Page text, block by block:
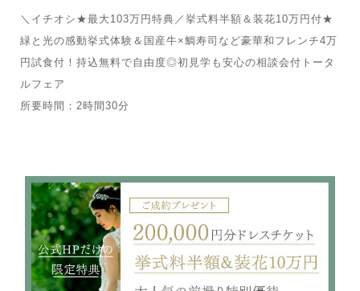
＼イチオシ★最大103万円特典／挙式料半額＆装花10万円付★
緑と光の感動挙式体験＆国産牛×鯛寿司など豪華和フレンチ4万
円試食付！持込無料で自由度◎初見学も安心の相談会付トータ
ルフェア
所要時間：2時間30分